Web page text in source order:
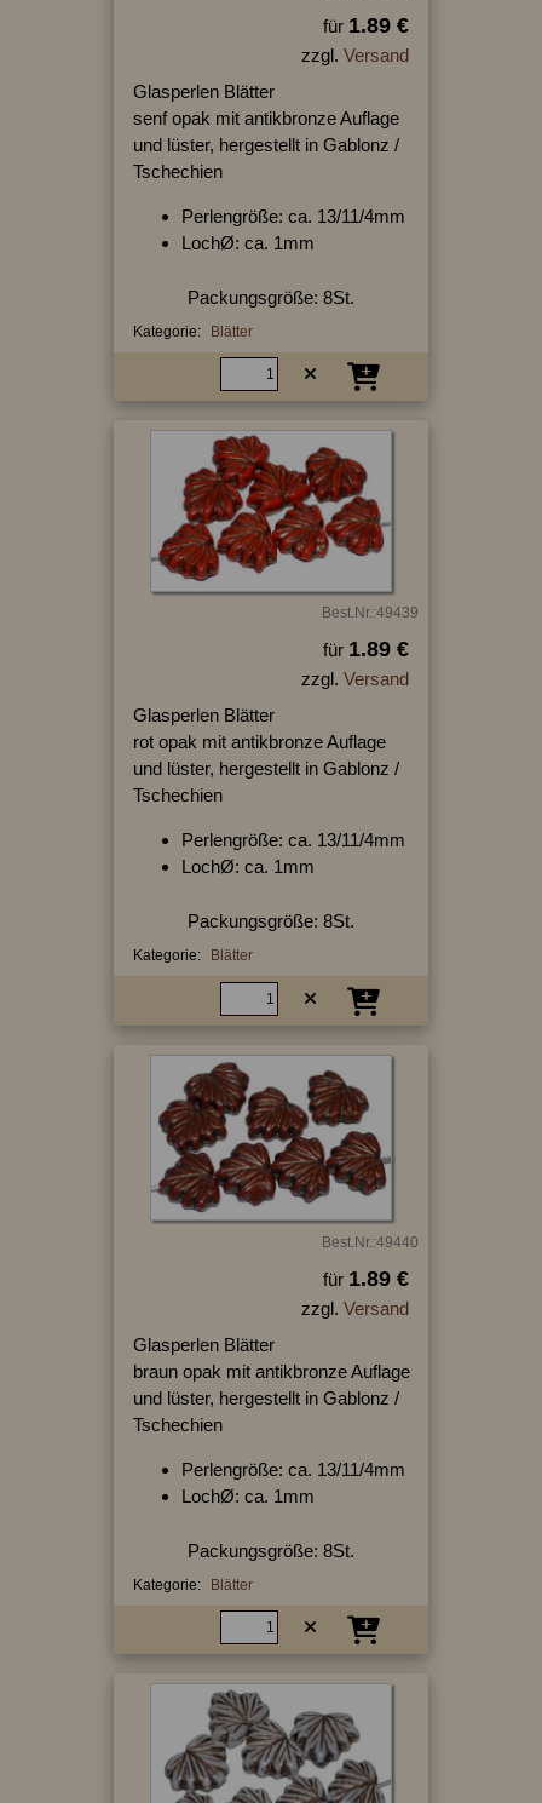
für 1.89 €
zzgl. Versand
Glasperlen Blätter
senf opak mit antikbronze Auflage
und lüster, hergestellt in Gablonz /
Tschechien
Perlengröße: ca. 13/11/4mm
LochØ: ca. 1mm
Packungsgröße: 8St.
Kategorie: Blätter
Best.Nr.:49439
für 1.89 €
zzgl. Versand
Glasperlen Blätter
rot opak mit antikbronze Auflage
und lüster, hergestellt in Gablonz /
Tschechien
Perlengröße: ca. 13/11/4mm
LochØ: ca. 1mm
Packungsgröße: 8St.
Kategorie: Blätter
Best.Nr.:49440
für 1.89 €
zzgl. Versand
Glasperlen Blätter
braun opak mit antikbronze Auflage
und lüster, hergestellt in Gablonz /
Tschechien
Perlengröße: ca. 13/11/4mm
LochØ: ca. 1mm
Packungsgröße: 8St.
Kategorie: Blätter